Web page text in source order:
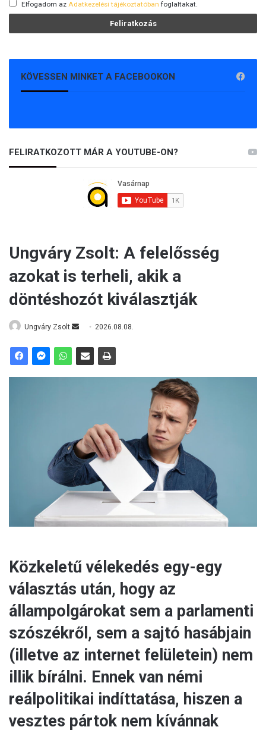
Elfogadom az Adatkezelési tájékoztatóban foglaltakat.
KÖVESSEN MINKET A FACEBOOKON
FELIRATKOZOTT MÁR A YOUTUBE-ON?